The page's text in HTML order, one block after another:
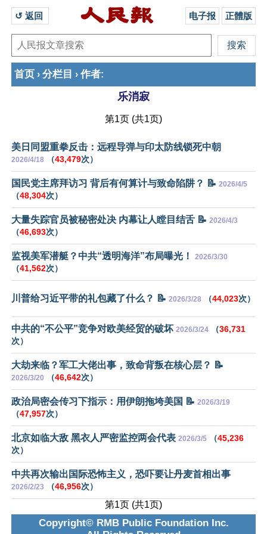
↺ 返回 电子报 正體版
首页 › 分栏目 › 作者:
乐消寂
第1页 (共1页)
美日同盟重拳反击：远程导弹与印太防线锁死中朝
2026/4/18 （43,479次）
国民党主席拜访习 背后有何算计与致命陷阱？ 📝 2026/4/5
（48,304次）
大量失踪官员被秘密处决 内幕让人瞠目结舌 📝 2026/4/3
（46,693次）
监视美军潜艇？中共“透明海洋”布局曝光！ 2026/3/30
（41,562次）
川普给习近平带的礼包藏了什么？ 📝 2026/3/28 （44,023次）
中共的“不公平”竞争对欧美经贸的破坏 2026/3/24 （36,731
次）
大劫来临？军工大佬出事，致命背叛在核心层？ 📝
2026/3/20 （46,642次）
政治局密会传习下指示：用伊朗拖垮美国 📝 2026/3/19
（47,957次）
北京如临大敌 黑衣人严密监控两会代表 2026/3/5 （45,236
次）
中共再次输出国际恐怖主义，恐吓要让丹麦首相出事
2026/2/23 （46,956次）
第1页 (共1页)
Copyright© RMB Public Foundation Inc.